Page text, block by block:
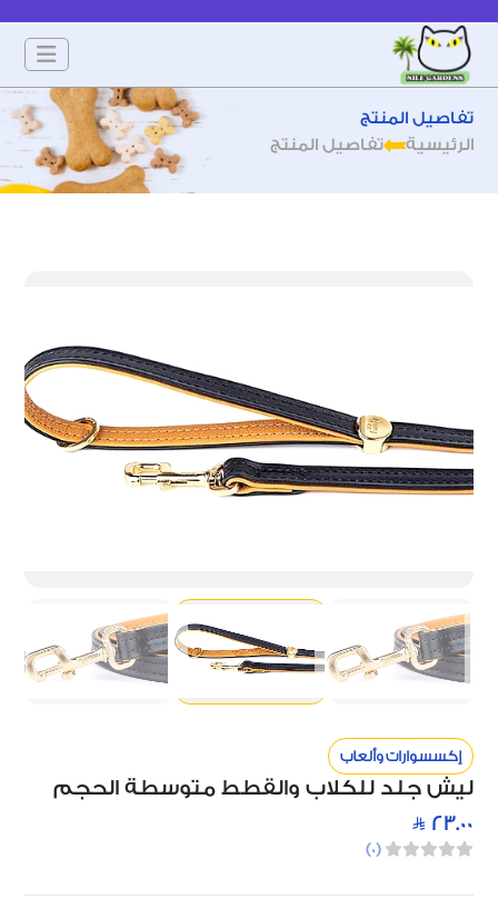
تفاصيل المنتج
الرئيسية
تفاصيل المنتج
إكسسوارات وألعاب
ليش جلد للكلاب والقطط متوسطة الحجم
23.00
(
0
)